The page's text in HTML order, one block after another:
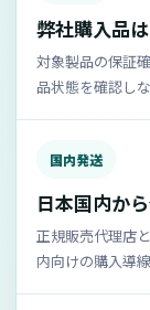
弊社購入品
対象製品の保証
品状態を確認し
国内発送
日本国内か
正規販売代理店
内向けの購入導